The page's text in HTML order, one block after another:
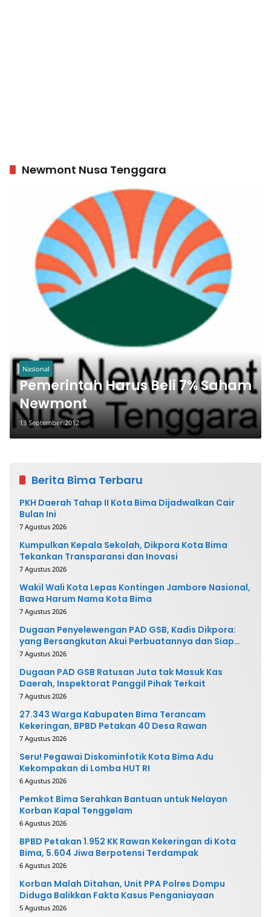
Newmont Nusa Tenggara
Nasional
Pemerintah Harus Beli 7% Saham
Newmont
13 September 2012
Berita Bima Terbaru
PKH Daerah Tahap II Kota Bima Dijadwalkan Cair
Bulan Ini
7 Agustus 2026
Kumpulkan Kepala Sekolah, Dikpora Kota Bima
Tekankan Transparansi dan Inovasi
7 Agustus 2026
Wakil Wali Kota Lepas Kontingen Jambore Nasional,
Bawa Harum Nama Kota Bima
7 Agustus 2026
Dugaan Penyelewengan PAD GSB, Kadis Dikpora:
yang Bersangkutan Akui Perbuatannya dan Siap
Mengembalikan Uang
7 Agustus 2026
Dugaan PAD GSB Ratusan Juta tak Masuk Kas
Daerah, Inspektorat Panggil Pihak Terkait
7 Agustus 2026
27.343 Warga Kabupaten Bima Terancam
Kekeringan, BPBD Petakan 40 Desa Rawan
7 Agustus 2026
Seru! Pegawai Diskominfotik Kota Bima Adu
Kekompakan di Lomba HUT RI
6 Agustus 2026
Pemkot Bima Serahkan Bantuan untuk Nelayan
Korban Kapal Tenggelam
6 Agustus 2026
BPBD Petakan 1.952 KK Rawan Kekeringan di Kota
Bima, 5.604 Jiwa Berpotensi Terdampak
6 Agustus 2026
Korban Malah Ditahan, Unit PPA Polres Dompu
Diduga Balikkan Fakta Kasus Penganiayaan
5 Agustus 2026